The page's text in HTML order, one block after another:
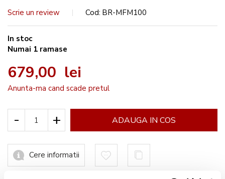
Scrie un review Cod BR-MFM100
In stoc
Numai 1 ramase
679,00 lei
Anunta-ma cand scade pretul
- + ADAUGA IN COS
Cere informatii